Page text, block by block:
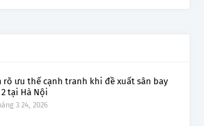
rõ ưu thế cạnh tranh khi đề xuất sân bay
tại Hà Nội
3 24, 2026